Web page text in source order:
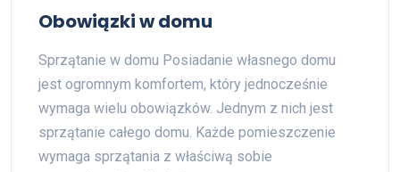
Obowiązki w domu
Sprzątanie w domu Posiadanie własnego domu
jest ogromnym komfortem, który jednocześnie
wymaga wielu obowiązków. Jednym z nich jest
sprzątanie całego domu. Każde pomieszczenie
wymaga sprzątania z właściwą sobie